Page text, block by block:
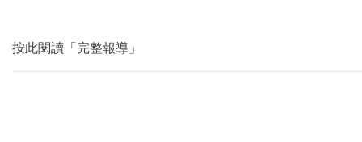
按此閱讀「完整報導」